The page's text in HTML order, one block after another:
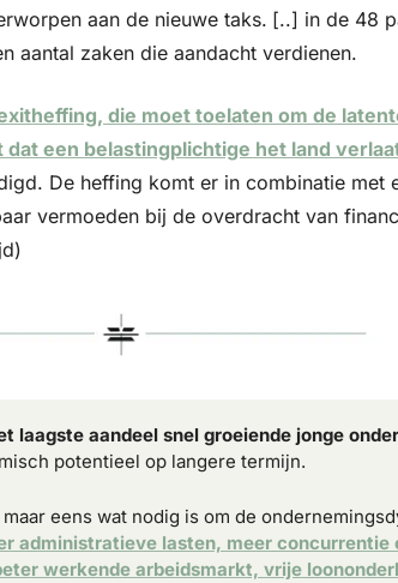
aan de nieuwe taks. [..] in de 48
aantal zaken die aandacht verdienen.
die moet toelaten om de
een belastingplichtige het land
De heffing komt er in combinatie met
vermoeden bij de overdracht van
laagste aandeel snel groeiende jonge
potentieel op langere termijn.
eens wat nodig is om de
administratieve lasten, meer concurrentie
werkende arbeidsmarkt, vrije